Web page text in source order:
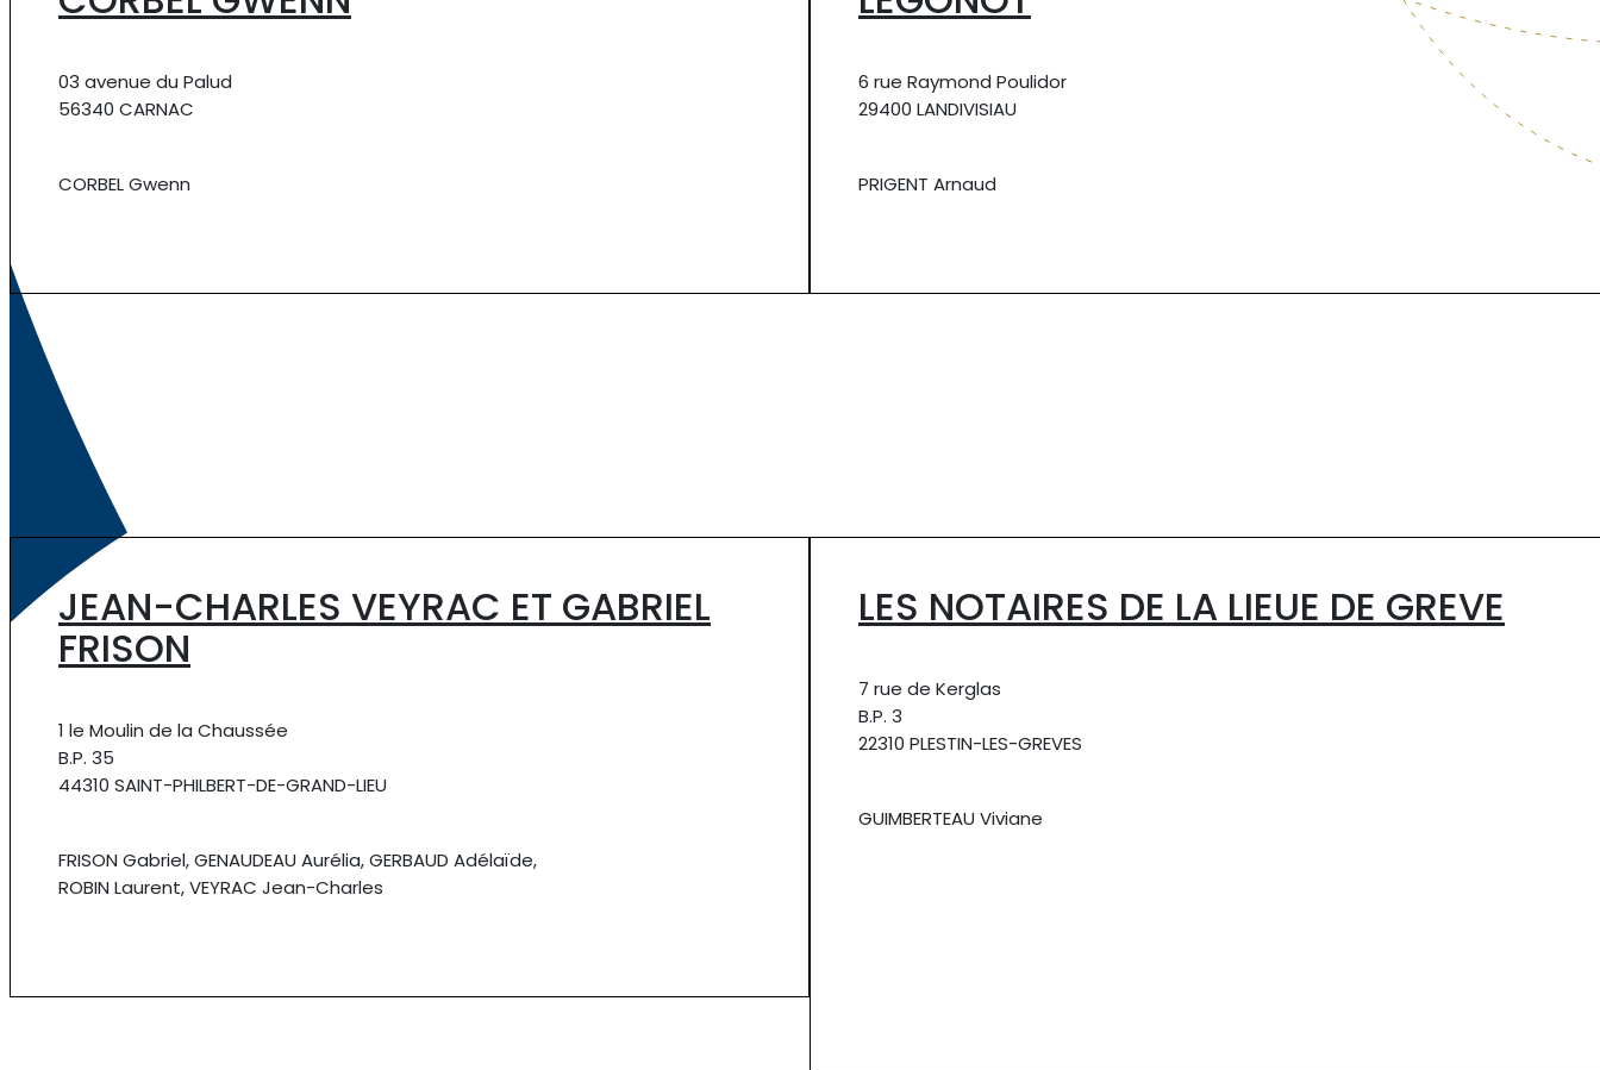
03 avenue du Palud
56340 CARNAC
CORBEL Gwenn
6 rue Raymond Poulidor
29400 LANDIVISIAU
PRIGENT Arnaud
JEAN-CHARLES VEYRAC ET GABRIEL
FRISON
1 le Moulin de la Chaussée
B.P. 35
44310 SAINT-PHILBERT-DE-GRAND-LIEU
FRISON Gabriel, GENAUDEAU Aurélia, GERBAUD Adélaïde,
ROBIN Laurent, VEYRAC Jean-Charles
LES NOTAIRES DE LA LIEUE DE GREVE
7 rue de Kerglas
B.P. 3
22310 PLESTIN-LES-GREVES
GUIMBERTEAU Viviane